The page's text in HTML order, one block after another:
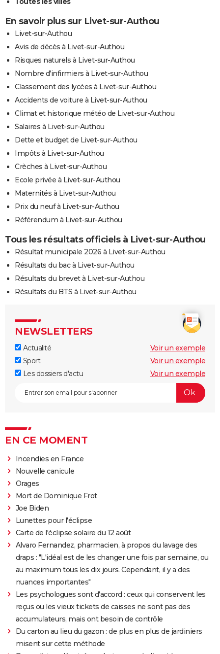
En savoir plus sur Livet-sur-Authou
Livet-sur-Authou
Avis de décès à Livet-sur-Authou
Risques naturels à Livet-sur-Authou
Nombre d'infirmiers à Livet-sur-Authou
Classement des lycées à Livet-sur-Authou
Accidents de voiture à Livet-sur-Authou
Climat et historique météo de Livet-sur-Authou
Salaires à Livet-sur-Authou
Dette et budget de Livet-sur-Authou
Impôts à Livet-sur-Authou
Crèches à Livet-sur-Authou
Ecole privée à Livet-sur-Authou
Maternités à Livet-sur-Authou
Prix du neuf à Livet-sur-Authou
Référendum à Livet-sur-Authou
Tous les résultats officiels à Livet-sur-Authou
Résultat municipale 2026 à Livet-sur-Authou
Résultats du bac à Livet-sur-Authou
Résultats du brevet à Livet-sur-Authou
Résultats du BTS à Livet-sur-Authou
NEWSLETTERS
Actualité
Voir un exemple
Sport
Voir un exemple
Les dossiers d'actu
Voir un exemple
EN CE MOMENT
Incendies en France
Nouvelle canicule
Orages
Mort de Dominique Frot
Joe Biden
Lunettes pour l'éclipse
Carte de l'éclipse solaire du 12 août
Alvaro Fernandez, pharmacien, à propos du lavage des
draps : "L'idéal est de les changer une fois par semaine, ou
au maximum tous les dix jours. Cependant, il y a des
nuances importantes"
Les psychologues sont d'accord : ceux qui conservent les
reçus ou les vieux tickets de caisses ne sont pas des
accumulateurs, mais ont besoin de contrôle
Du carton au lieu du gazon : de plus en plus de jardiniers
misent sur cette méthode